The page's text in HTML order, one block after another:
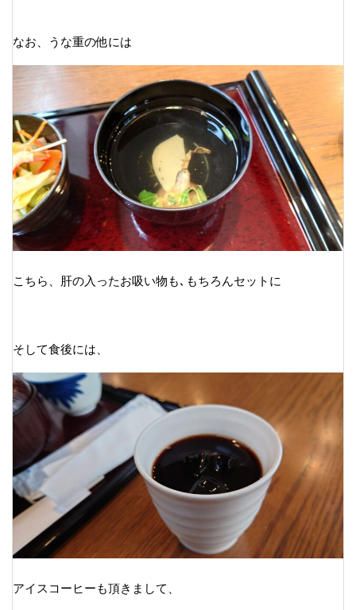
なお、うな重の他には
こちら、肝の入ったお吸い物も､もちろんセットに
そして食後には、
アイスコーヒーも頂きまして、